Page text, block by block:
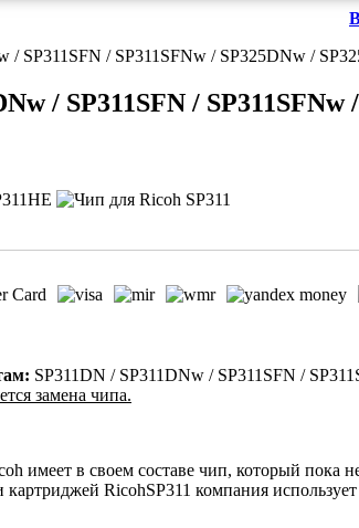
/ SP311SFN / SP311SFNw / SP325DNw /
/ SP311SFN / SP311SFNw
SP311DN / SP311DNw / SP311SFN /
замена чипа.
имеет в своем составе чип, который пока
RicohSP311 компания